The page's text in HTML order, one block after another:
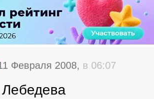
Февраля 2008, в 06:07